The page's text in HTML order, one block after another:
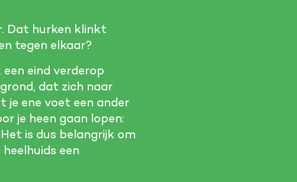
Dat hurken klinkt
tegen elkaar?
eind verderop
dat zich naar
je ene voet een ander
je heen gaan lopen:
is dus belangrijk om
een